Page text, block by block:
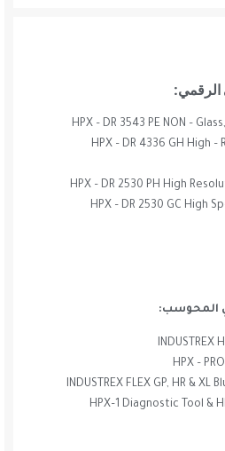
الرقمي:
HPX – DR 3543 PE NON –
HPX – DR 4336 GH High
HPX – DR 2530 PH High
HPX – DR 2530 GC High
المحوسب:
INDUSTREX
HPX –
INDUSTREX FLEX GP, HR &
HPX–1 Diagnostic Tool &